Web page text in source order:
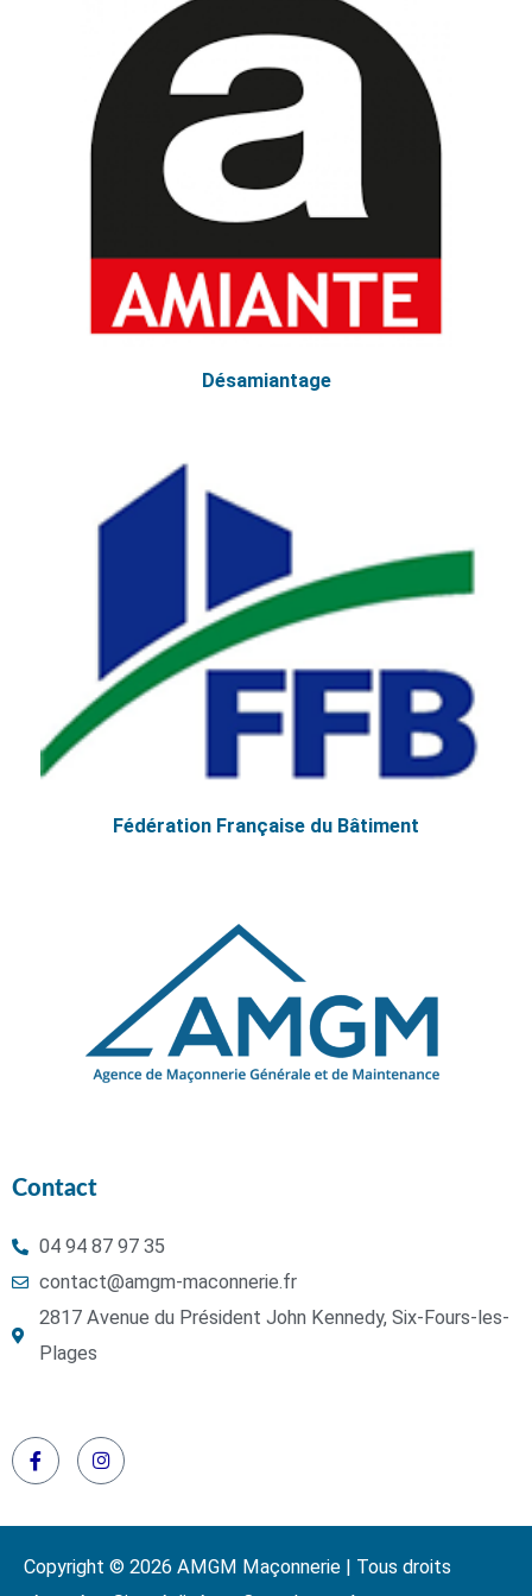
Désamiantage
Fédération Française du Bâtiment
Contact
04 94 87 97 35
contact@amgm-maconnerie.fr
2817 Avenue du Président John Kennedy, Six-Fours-les-
Plages
Copyright © 2026 AMGM Maçonnerie | Tous droits